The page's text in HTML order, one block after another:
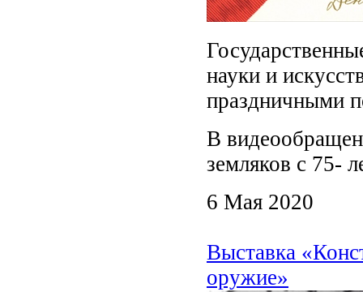
науки и
праздничными
В
земляков с 75-
6 Мая 2020
Выставка
оружие»